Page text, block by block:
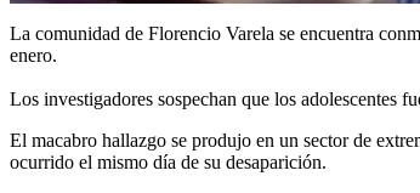
La comunidad de Florencio Varela se encuentra
enero.
Los investigadores sospechan que los adolescentes
El macabro hallazgo se produjo en un sector de
ocurrido el mismo día de su desaparición.